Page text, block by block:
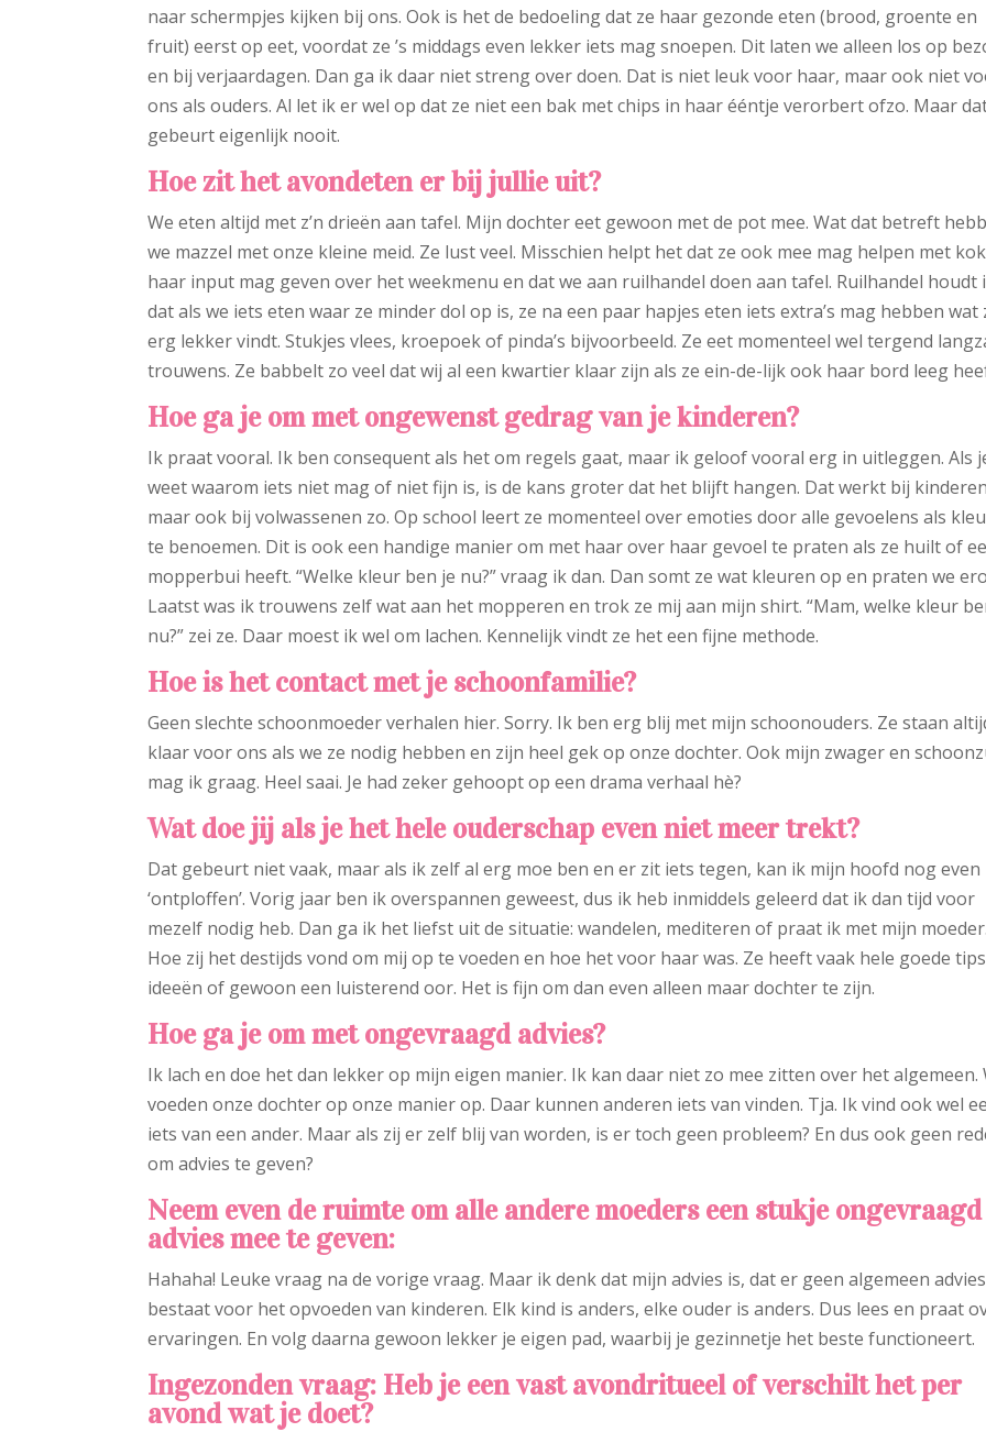
naar schermpjes kijken bij ons. Ook is het de bedoeling dat ze haar gezonde eten (brood, groente en
fruit) eerst op eet, voordat ze ’s middags even lekker iets mag snoepen. Dit laten we alleen los op
en bij verjaardagen. Dan ga ik daar niet streng over doen. Dat is niet leuk voor haar, maar ook niet
ons als ouders. Al let ik er wel op dat ze niet een bak met chips in haar ééntje verorbert ofzo. Maar
gebeurt eigenlijk nooit.
Hoe zit het avondeten er bij jullie uit?
We eten altijd met z’n drieën aan tafel. Mijn dochter eet gewoon met de pot mee. Wat dat betreft
we mazzel met onze kleine meid. Ze lust veel. Misschien helpt het dat ze ook mee mag helpen met
haar input mag geven over het weekmenu en dat we aan ruilhandel doen aan tafel. Ruilhandel houdt
dat als we iets eten waar ze minder dol op is, ze na een paar hapjes eten iets extra’s mag hebben wat
erg lekker vindt. Stukjes vlees, kroepoek of pinda’s bijvoorbeeld. Ze eet momenteel wel tergend
trouwens. Ze babbelt zo veel dat wij al een kwartier klaar zijn als ze ein-de-lijk ook haar bord leeg
Hoe ga je om met ongewenst gedrag van je kinderen?
Ik praat vooral. Ik ben consequent als het om regels gaat, maar ik geloof vooral erg in uitleggen. Als
weet waarom iets niet mag of niet fijn is, is de kans groter dat het blijft hangen. Dat werkt bij
maar ook bij volwassenen zo. Op school leert ze momenteel over emoties door alle gevoelens als
te benoemen. Dit is ook een handige manier om met haar over haar gevoel te praten als ze huilt of
mopperbui heeft. “Welke kleur ben je nu?” vraag ik dan. Dan somt ze wat kleuren op en praten we
Laatst was ik trouwens zelf wat aan het mopperen en trok ze mij aan mijn shirt. “Mam, welke kleur
nu?” zei ze. Daar moest ik wel om lachen. Kennelijk vindt ze het een fijne methode.
Hoe is het contact met je schoonfamilie?
Geen slechte schoonmoeder verhalen hier. Sorry. Ik ben erg blij met mijn schoonouders. Ze staan
klaar voor ons als we ze nodig hebben en zijn heel gek op onze dochter. Ook mijn zwager en
mag ik graag. Heel saai. Je had zeker gehoopt op een drama verhaal hè?
Wat doe jij als je het hele ouderschap even niet meer trekt?
Dat gebeurt niet vaak, maar als ik zelf al erg moe ben en er zit iets tegen, kan ik mijn hoofd nog even
‘ontploffen’. Vorig jaar ben ik overspannen geweest, dus ik heb inmiddels geleerd dat ik dan tijd voor
mezelf nodig heb. Dan ga ik het liefst uit de situatie: wandelen, mediteren of praat ik met mijn
Hoe zij het destijds vond om mij op te voeden en hoe het voor haar was. Ze heeft vaak hele goede
ideeën of gewoon een luisterend oor. Het is fijn om dan even alleen maar dochter te zijn.
Hoe ga je om met ongevraagd advies?
Ik lach en doe het dan lekker op mijn eigen manier. Ik kan daar niet zo mee zitten over het algemeen.
voeden onze dochter op onze manier op. Daar kunnen anderen iets van vinden. Tja. Ik vind ook wel
iets van een ander. Maar als zij er zelf blij van worden, is er toch geen probleem? En dus ook geen
om advies te geven?
Neem even de ruimte om alle andere moeders een stukje ongevraagd
advies mee te geven:
Hahaha! Leuke vraag na de vorige vraag. Maar ik denk dat mijn advies is, dat er geen algemeen advies
bestaat voor het opvoeden van kinderen. Elk kind is anders, elke ouder is anders. Dus lees en praat
ervaringen. En volg daarna gewoon lekker je eigen pad, waarbij je gezinnetje het beste functioneert.
Ingezonden vraag: Heb je een vast avondritueel of verschilt het per
avond wat je doet?